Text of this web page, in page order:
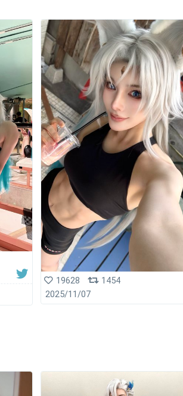
19628
1454
2025/11/07